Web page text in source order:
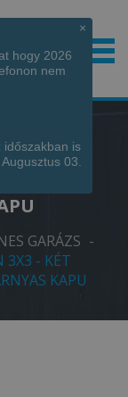
3X3 -
GARÁZS -
3X3 - KÉT
KAPU
×
hogy 2026
nem
időszakban is
03.